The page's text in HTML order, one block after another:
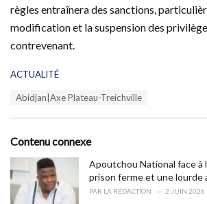
règles entraînera des sanctions,
modification et la suspension des
contrevenant.
C
o
r
i
e
s
:
ACTUALITÉ
:
Abidjan|Axe Plateau-Treichville
Contenu connexe
Apoutchou National face à
prison ferme et une lourde
PAR LA RÉDACTION 2 JUIN 2026